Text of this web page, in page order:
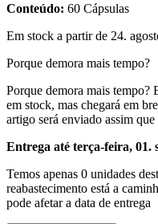
Conteúdo: 60 Cápsulas
Em stock a partir de 24.
Porque demora mais tempo?
Porque demora mais tempo?
em stock, mas chegará em
artigo será enviado assim
Entrega até terça-feira, 01.
Temos apenas 0 unidades
reabastecimento está a
pode afetar a data de entrega